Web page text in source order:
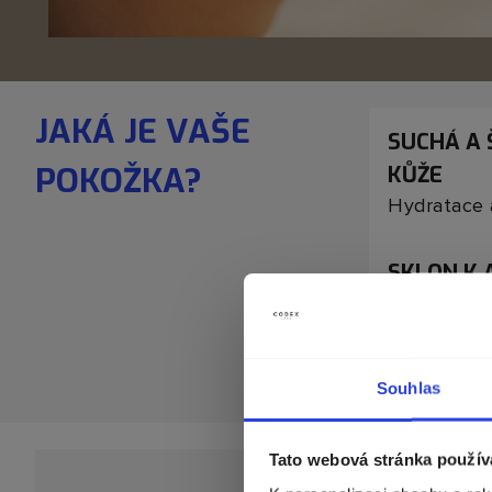
Souhlas
Tato webová stránka
JAKÁ JE VAŠE
POKOŽKA?
SUCHÁ A
KŮŽE
Hydratace
SKLON K